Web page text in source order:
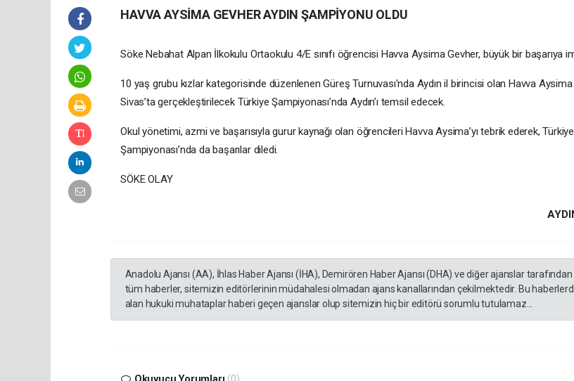
HAVVA AYSİMA GEVHER AYDIN ŞAMPİYONU OLDU
Söke Nebahat Alpan İlkokulu Ortaokulu 4/E sınıfı öğrencisi Havva Aysima Gevher, büyük bir başarıya
10 yaş grubu kızlar kategorisinde düzenlenen Güreş Turnuvası'nda Aydın il birincisi olan Havva Aysima
Sivas’ta gerçekleştirilecek Türkiye Şampiyonası’nda Aydın’ı temsil edecek.
Okul yönetimi, azmi ve başarısıyla gurur kaynağı olan öğrencileri Havva Aysima’yı tebrik ederek, Türkiye
Şampiyonası’nda da başarılar diledi.
SÖKE OLAY
Anadolu Ajansı (AA), İhlas Haber Ajansı (İHA), Demirören Haber Ajansı (DHA) ve diğer ajanslar
tüm haberler, sitemizin editörlerinin müdahalesi olmadan ajans kanallarından çekilmektedir. Bu
alan hukuki muhataplar haberi geçen ajanslar olup sitemizin hiç bir editörü sorumlu tutulamaz...